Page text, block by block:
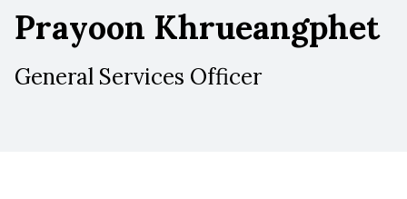
Prayoon Khrueangphet
General Services Officer